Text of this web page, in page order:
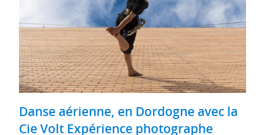
Danse aérienne, en Dordogne avec la
Cie Volt Expérience photographe